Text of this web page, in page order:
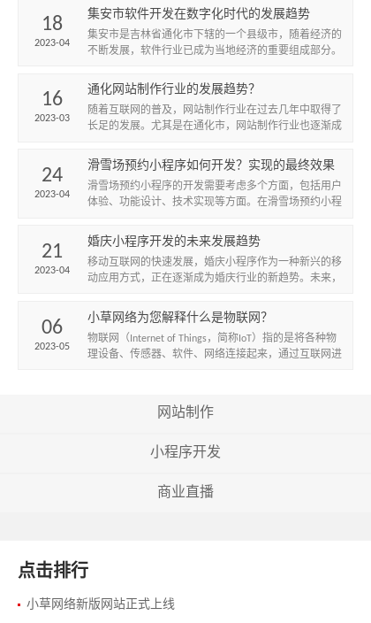
新应用，以提高...
18
2023-04
集安市软件开发在数字化时代的发展趋势
集安市是吉林省通化市下辖的一个县级市，随着经济的
不断发展，软件行业已成为当地经济的重要组成部分。
为推动各行业发展...
16
2023-03
通化网站制作行业的发展趋势？
随着互联网的普及，网站制作行业在过去几年中取得了
长足的发展。尤其是在通化市，网站制作行业也逐渐成
通化网站制作行业...
24
2023-04
滑雪场预约小程序如何开发？实现的最终效果
怎样？
滑雪场预约小程序的开发需要考虑多个方面，包括用户
体验、功能设计、技术实现等方面。在滑雪场预约小程
地预约滑雪场的服...
21
2023-04
婚庆小程序开发的未来发展趋势
​移动互联网的快速发展，婚庆小程序作为一种新兴的移
动应用方式，正在逐渐成为婚庆行业的新趋势。未来，
06
2023-05
小草网络为您解释什么是物联网？
物联网（Internet of Things，简称IoT）指的是将各种物
理设备、传感器、软件、网络连接起来，通过互联网进
网站制作
小程序开发
商业直播
点击排行
小草网络新版网站正式上线